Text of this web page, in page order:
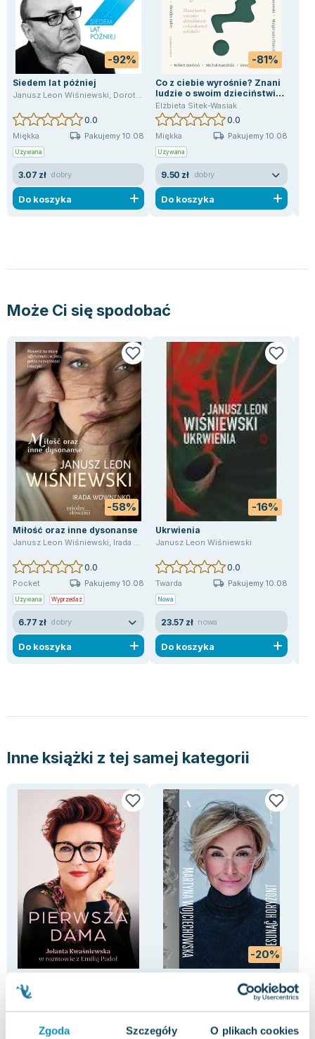
Zgoda Szczegóły O plikach cookies
Joseph Murphy
Jan Sztaudynger
Aleksander Puszkin
Oscar Wilde
Małgorzata Ohme
Maddie Ziegler
Leszek Czarnecki
Joanna Racewicz
Maria Seweryn
Janina Zającówna
Anna Prus (oprac.)
Barbara Wrzesińska
Virginia Woolf
Lorraine Warren
Ajahn Brahm
Lucinda Riley
Jacek Walkiewicz
-92%
Siedem lat później
Janusz Leon Wiśniewski, Dorota Wellman
0.0
Miękka Pakujemy 10.08
Używana
3.07 zł dobry
Do koszyka
-81%
Co z ciebie wyrośnie? Znani
ludzie o swoim dzieciństwie i
niepokornej młodości
Elżbieta Sitek-Wasiak
0.0
Miękka Pakujemy 10.08
Używana
9.50 zł dobry
Do koszyka
Może Ci się spodobać
-58%
Miłość oraz inne dysonanse
Janusz Leon Wiśniewski, Irada Wownenko
0.0
Pocket Pakujemy 10.08
Używana Wyprzedaż
6.77 zł dobry
Do koszyka
-16%
Ukrwienia
Janusz Leon Wiśniewski
0.0
Twarda Pakujemy 10.08
Nowa
23.57 zł nowa
Do koszyka
Inne książki z tej samej kategorii
Kwaśniewska w rozmowie z
Emilią Padoł
Jolanta Kwaśniewska
0.0
Twarda Pakujemy 10.08
-20%
0.0
Twarda Pakujemy 11.08